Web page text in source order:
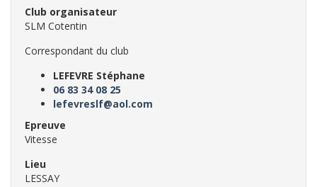
Club organisateur
SLM Cotentin
Correspondant du club
LEFEVRE Stéphane
06 83 34 08 25
lefevreslf@aol.com
Epreuve
Vitesse
Lieu
LESSAY